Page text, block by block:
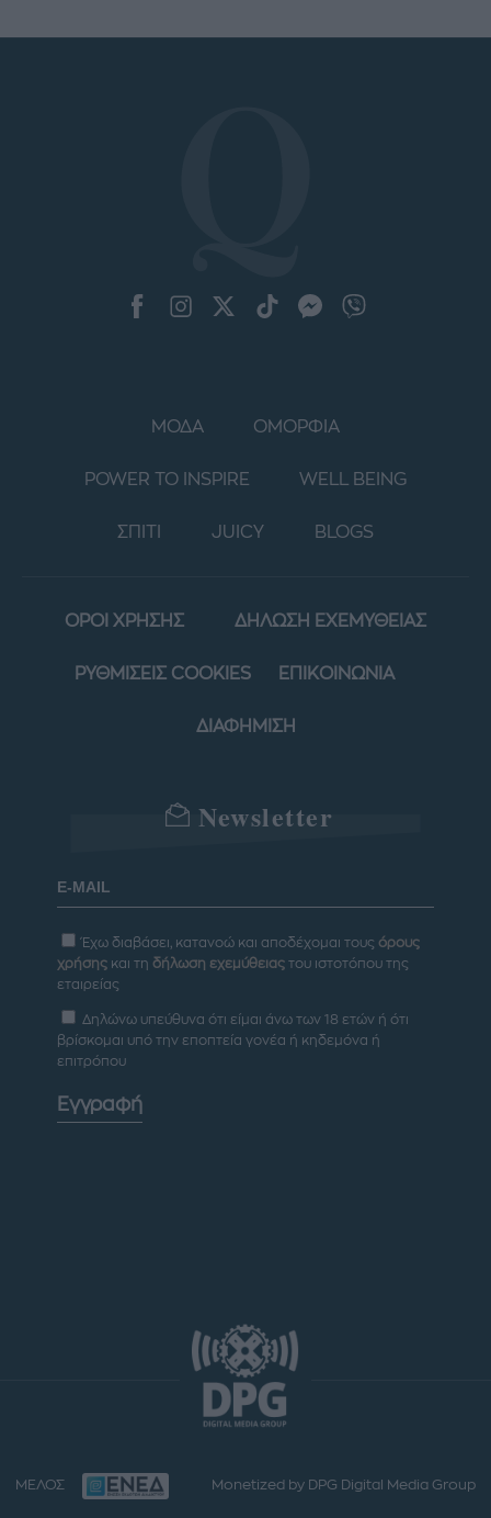
ΜΟΔΑ ΟΜΟΡΦΙΑ
POWER TO INSPIRE WELL BEING
ΣΠΙΤΙ JUICY BLOGS
ΟΡΟΙ ΧΡΗΣΗΣ ΔΗΛΩΣΗ ΕΧΕΜΥΘΕΙΑΣ
ΡΥΘΜΙΣΕΙΣ COOKIES ΕΠΙΚΟΙΝΩΝΙΑ
ΔΙΑΦΗΜΙΣΗ
Newsletter
Έχω διαβάσει, κατανοώ και αποδέχομαι τους όρους
χρήσης και τη δήλωση εχεμύθειας του ιστοτόπου της
εταιρείας
Δηλώνω υπεύθυνα ότι είμαι άνω των 18 ετών ή ότι
βρίσκομαι υπό την εποπτεία γονέα ή κηδεμόνα ή
επιτρόπου
Εγγραφή
ΜΕΛΟΣ Monetized by DPG Digital Media Group